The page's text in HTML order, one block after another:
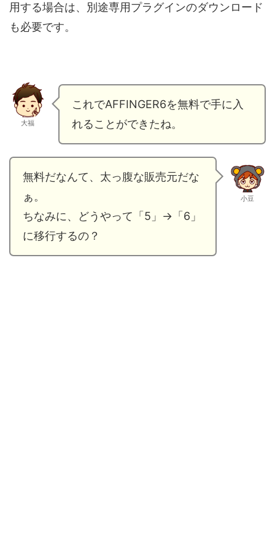
用する場合は、別途専用プラグインのダウンロード
も必要です。
大福
これでAFFINGER6を無料で手に入
れることができたね。
無料だなんて、太っ腹な販売元だな
ぁ。
ちなみに、どうやって「5」→「6」
に移行するの？
小豆